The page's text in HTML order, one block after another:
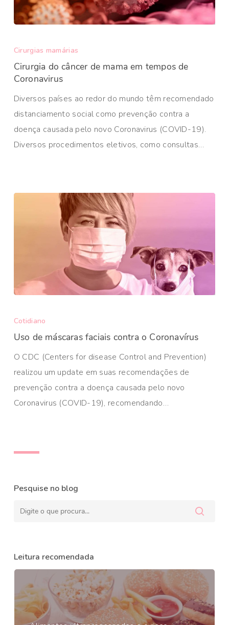
Cirurgias mamárias
Cirurgia do câncer de mama em tempos de
Coronavirus
Diversos países ao redor do mundo têm recomendado
distanciamento social como prevenção contra a
doença causada pelo novo Coronavirus (COVID-19).
Diversos procedimentos eletivos, como consultas…
Cotidiano
Uso de máscaras faciais contra o Coronavírus
O CDC (Centers for disease Control and Prevention)
realizou um update em suas recomendações de
prevenção contra a doença causada pelo novo
Coronavirus (COVID-19), recomendando…
Pesquise no blog
Leitura recomendada